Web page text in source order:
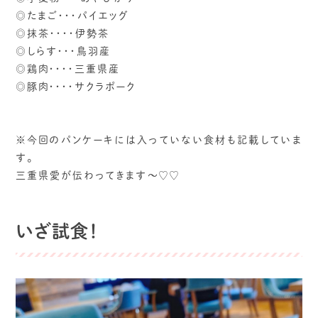
◎たまご・・・パイエッグ
◎抹茶・・・・伊勢茶
◎しらす・・・鳥羽産
◎鶏肉・・・・三重県産
◎豚肉・・・・サクラポーク
※今回のパンケーキには入っていない食材も記載していま
す。
三重県愛が伝わってきます〜♡♡
いざ試食！